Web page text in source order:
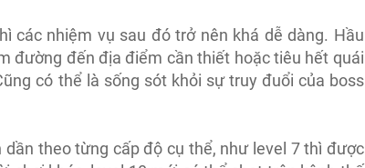
các nhiệm vụ sau đó trở nên khá dễ dàng. Hầu
đường đến địa điểm cần thiết hoặc tiêu hết quái
có thể là sống sót khỏi sự truy đuổi của boss
theo từng cấp độ cụ thể, như level 7 thì được